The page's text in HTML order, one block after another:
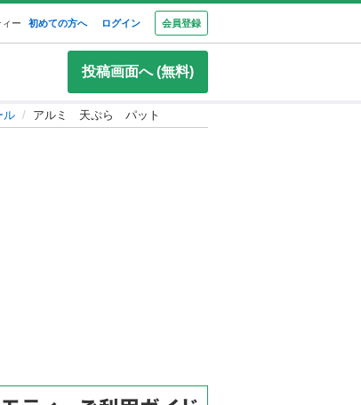
ー 初めての方へ ログイン 会員登録
投稿画面へ (無料)
ル アルミ 天ぷら パット